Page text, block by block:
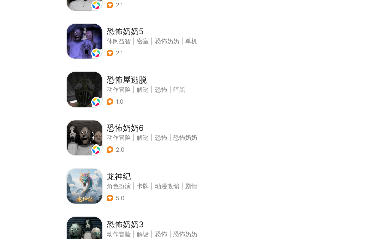
2.1
恐怖奶奶5
休闲益智 密室 恐怖奶奶
单机
2.1
恐怖屋逃脱
动作冒险 解谜 恐怖
暗黑
1.0
恐怖奶奶6
动作冒险 解谜 恐怖
恐怖奶奶
2.0
龙神纪
角色扮演 卡牌 动漫改编
剧情
5.0
恐怖奶奶3
动作冒险 解谜 恐怖
恐怖奶奶